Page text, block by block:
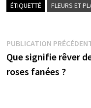
ÉTIQUETTÉ FLEURS ET
Navigation
de
PUBLICATION
Que signifie rêver
roses fanées ?